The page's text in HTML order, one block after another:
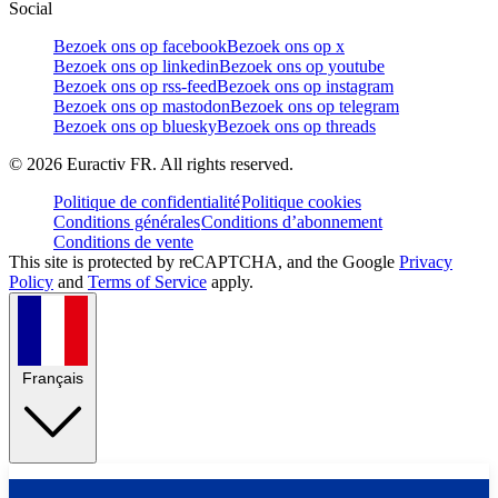
Social
Bezoek ons op facebookBezoek ons op x
Bezoek ons op linkedinBezoek ons op youtube
Bezoek ons op rss-feedBezoek ons op instagram
Bezoek ons op mastodonBezoek ons op telegram
Bezoek ons op blueskyBezoek ons op threads
© 2026 Euractiv FR. All rights reserved.
Politique de confidentialitéPolitique cookies
Conditions généralesConditions d’abonnement
Conditions de vente
This site is protected by reCAPTCHA, and the Google Privacy
Policy and Terms of Service apply.
Français